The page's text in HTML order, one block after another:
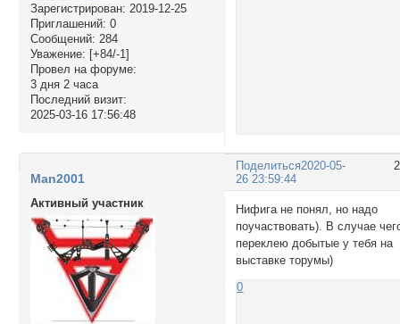
Зарегистрирован: 2019-12-25
Приглашений: 0
Сообщений: 284
Уважение: [+84/-1]
Провел на форуме:
3 дня 2 часа
Последний визит:
2025-03-16 17:56:48
Поделиться2020-05-
26 23:59:44
Man2001
Активный участник
Нифига не понял, но надо
поучаствовать). В случае
переклею добытые у тебя на
выставке торумы)
0